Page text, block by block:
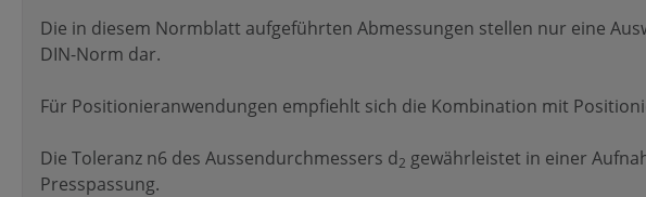
Die in diesem Normblatt aufgeführten Abmessungen stellen nur eine
DIN-Norm dar.
Für Positionieranwendungen empfiehlt sich die Kombination mit
Die Toleranz n6 des Aussendurchmessers d2 gewährleistet in einer
Presspassung.